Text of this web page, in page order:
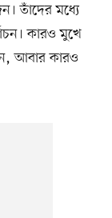
তাঁদের মধ্যে
কারও মুখে
আবার কারও